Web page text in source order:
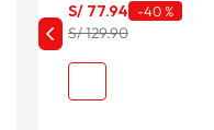
S/ 77.94 -40 %
S/ 129.90